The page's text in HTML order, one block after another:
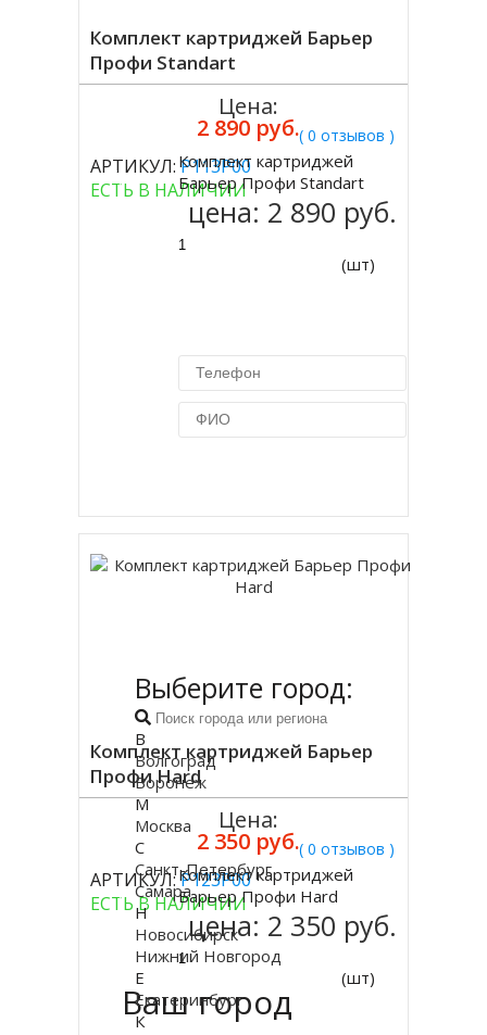
Комплект картриджей Барьер
Профи Standart
( 0 отзывов )
АРТИКУЛ:Р113Р00
ЕСТЬ В НАЛИЧИИ
Цена:
2 890 руб.
Купить
Комплект картриджей
Барьер Профи Standart
цена: 2 890 руб.
(шт)
Комплект картриджей Барьер
Профи Hard
( 0 отзывов )
АРТИКУЛ:Р123Р00
ЕСТЬ В НАЛИЧИИ
Цена:
2 350 руб.
Купить
Комплект картриджей
Барьер Профи Hard
цена: 2 350 руб.
(шт)
Ваш город
Выберите город:
В
Волгоград
Воронеж
М
Москва
С
Санкт-Петербург
Самара
Н
Новосибирск
Нижний Новгород
Е
Екатеринбург
К